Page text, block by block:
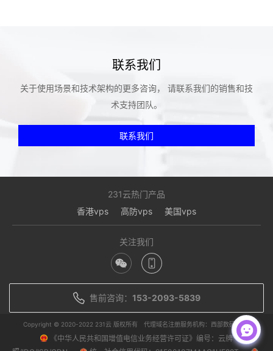
联系我们
关于使用场景和技术架构的更多咨询， 请联系我们的销售和技
术支持团队。
联系我们
231云热门产品
香港vps
高防vps 美国vps
关注我们
售前咨询： 153-2093-5839
Copyright © 2020-2022 231云 版权所有 代理域名注册服务机构：西部数码/聚名
《中华人民共和国增值电信业务经营许可证》编号：云牌